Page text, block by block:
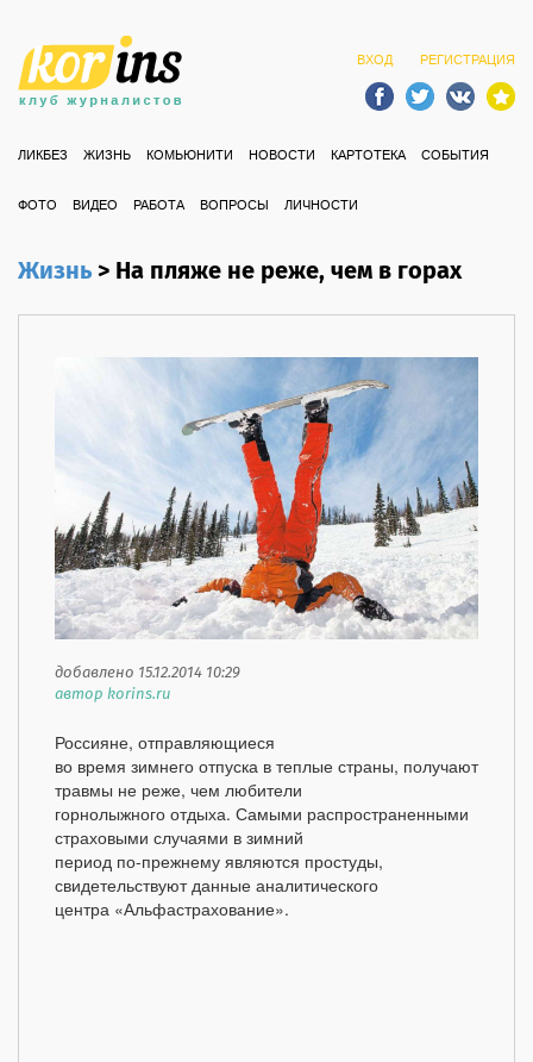
ВХОД РЕГИСТРАЦИЯ
ЛИКБЕЗ ЖИЗНЬ КОМЬЮНИТИ НОВОСТИ КАРТОТЕКА СОБЫТИЯ
ФОТО ВИДЕО РАБОТА ВОПРОСЫ ЛИЧНОСТИ
Жизнь>На пляже не реже, чем в горах
добавлено 15.12.2014 10:29
автор korins.ru
Россияне, отправляющиеся
во время зимнего отпуска в теплые страны, получают
травмы не реже, чем любители
горнолыжного отдыха. Самыми распространенными
страховыми случаями в зимний
период по-прежнему являются простуды,
свидетельствуют данные аналитического
центра «Альфастрахование».